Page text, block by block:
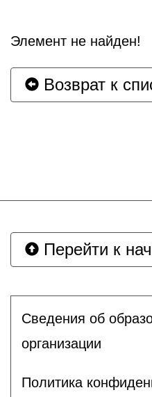
Элемент не найден!
Возврат к
Перейти к
Сведения об
организации
Политика